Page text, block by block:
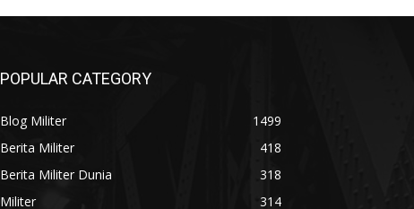
POPULAR CATEGORY
Blog Militer
1499
Berita Militer
418
Berita Militer Dunia
318
Militer
314